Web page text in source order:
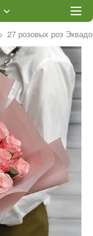
27 розовых роз